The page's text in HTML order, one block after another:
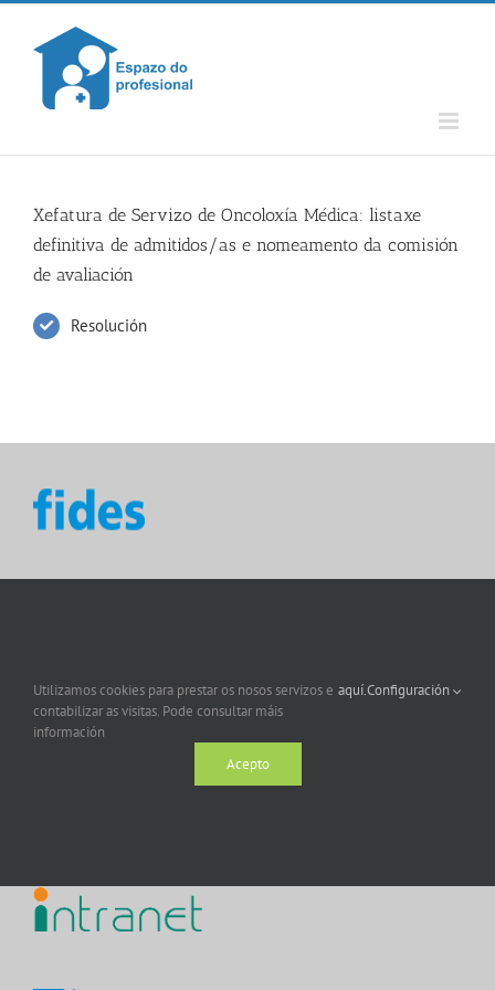
Skip
content
Xefatura de Servizo de Oncoloxía Médica: listaxe
definitiva de admitidos/as e nomeamento da comisión
de avaliación
Resolución
Utilizamos cookies para prestar os nosos servizos e
contabilizar as visitas. Pode consultar máis
información
aquí.Configuración
Acepto